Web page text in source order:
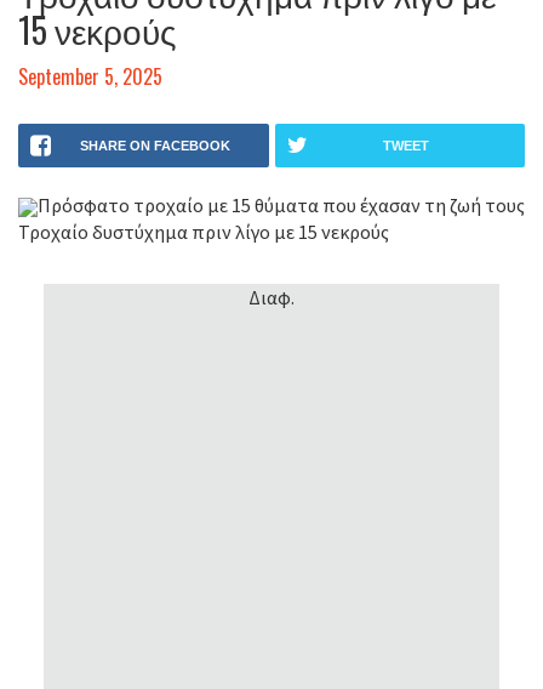
15 νεκρούς
September 5, 2025
SHARE ON FACEBOOK TWEET
Πρόσφατο τροχαίο με 15 θύματα που έχασαν τη ζωή τους
Τροχαίο δυστύχημα πριν λίγο με 15 νεκρούς
Διαφ.